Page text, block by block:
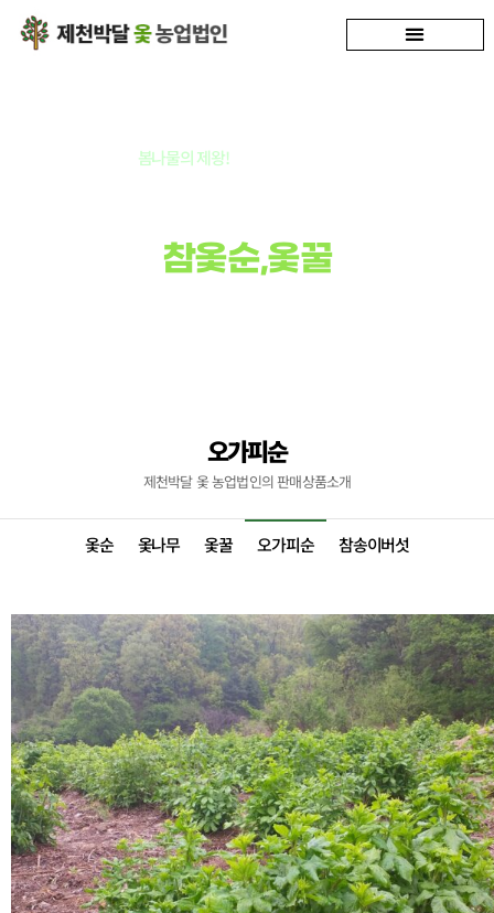
봄나물의 제왕!봄이 주는 보약! 옻순
참옻순,옻꿀
오가피순
제천박달 옻 농업법인의 판매상품소개
옻순 옻나무 옻꿀 오가피순 참송이버섯